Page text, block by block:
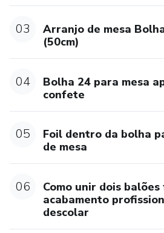
🎈 Topos de bolo
🎈 Centros de mesa
🎈 Personalização com vinil
🎈 Precificação
Tudo explicado de forma leve,
03
Arranjo de mesa
(50cm)
04
Bolha 24 para mesa
confete
05
Foil dentro da bolha
de mesa
06
Como unir dois
acabamento
descolar